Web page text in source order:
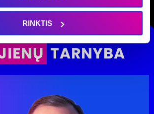
RINKTIS
TARNYBA